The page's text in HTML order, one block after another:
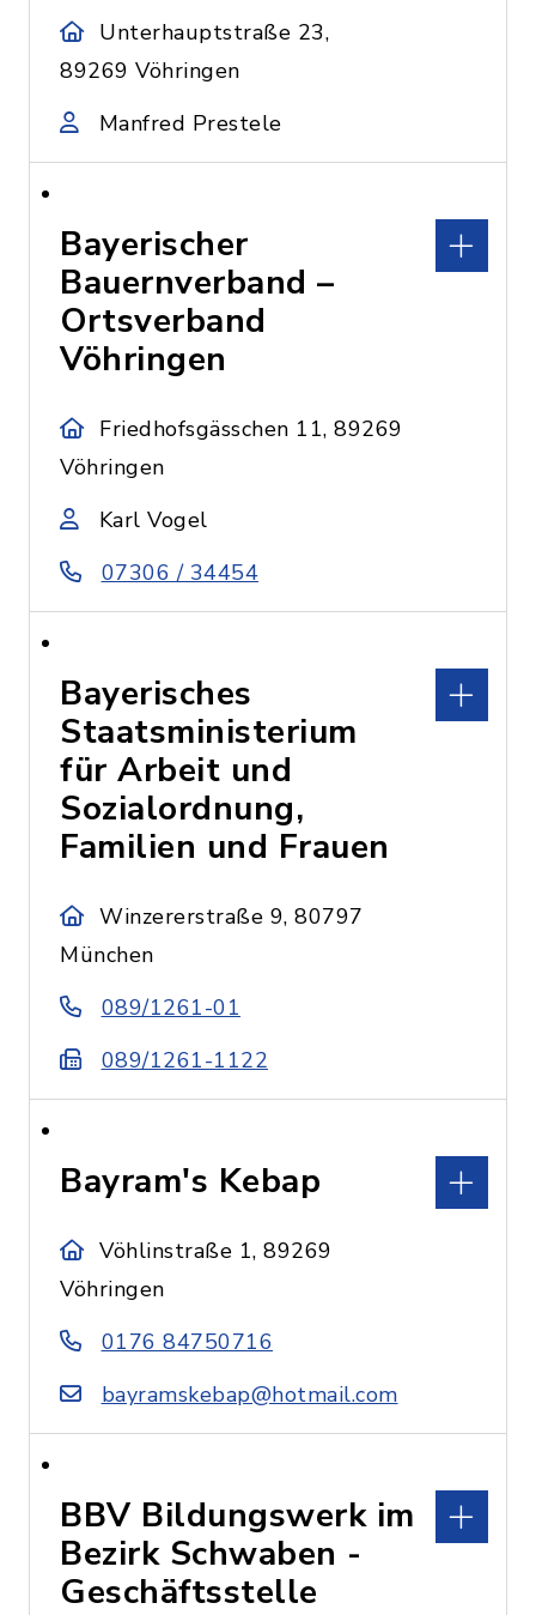
Unterhauptstraße 23,
89269 Vöhringen
Manfred Prestele
Bayerischer
Bauernverband –
Ortsverband
Vöhringen
Friedhofsgässchen 11, 89269
Vöhringen
Karl Vogel
07306 / 34454
Bayerisches
Staatsministerium
für Arbeit und
Sozialordnung,
Familien und Frauen
Winzererstraße 9, 80797
München
089/1261-01
089/1261-1122
Bayram's Kebap
Vöhlinstraße 1, 89269
Vöhringen
0176 84750716
bayramskebap@hotmail.com
BBV Bildungswerk im
Bezirk Schwaben -
Geschäftsstelle